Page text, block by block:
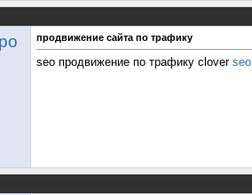
продвижение сайта по трафику
seo продвижение по трафику clover